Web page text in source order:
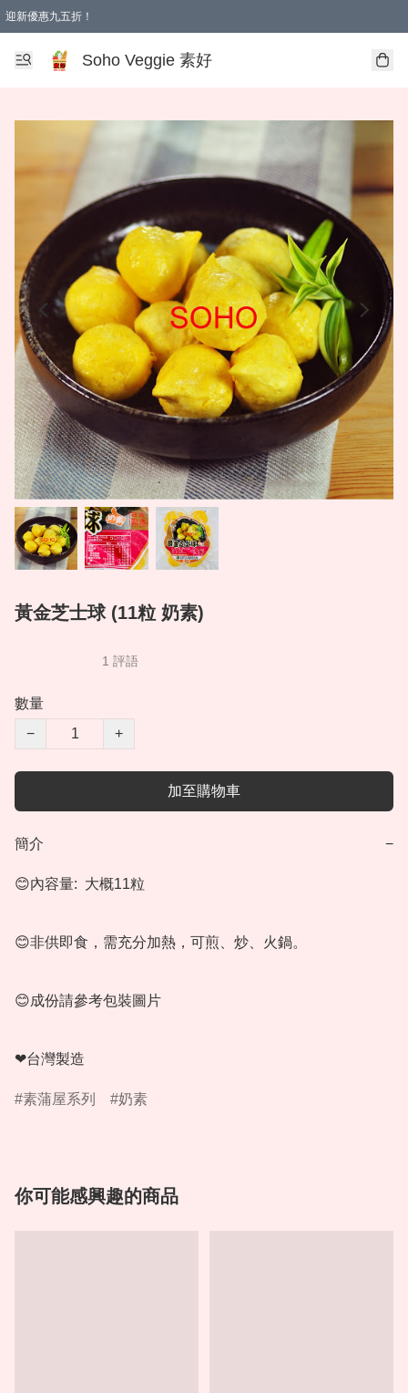
迎新優惠九五折！
Soho Veggie 素好
黃金芝士球 (11粒 奶素)
1 評語
數量
−
+
加至購物車
簡介 −
😊內容量:  大概11粒
😊非供即食，需充分加熱，可煎、炒、火鍋。
😊成份請參考包裝圖片
❤台灣製造
素蒲屋系列 奶素
你可能感興趣的商品